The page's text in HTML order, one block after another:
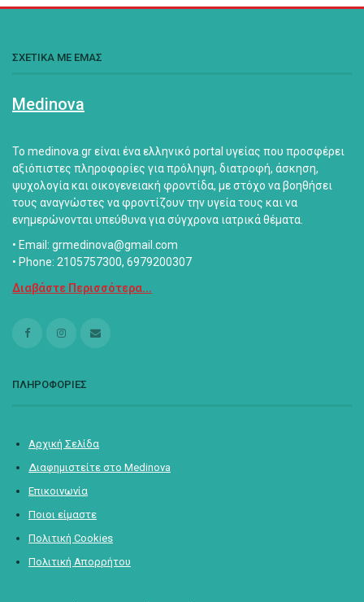
ΣΧΕΤΙΚΑ ΜΕ ΕΜΑΣ
Medinova
Το medinova.gr είναι ένα ελληνικό portal υγείας που προσφέρει
αξιόπιστες πληροφορίες για πρόληψη, διατροφή, άσκηση,
ψυχολογία και οικογενειακή φροντίδα, με στόχο να βοηθήσει
τους αναγνώστες να φροντίζουν την υγεία τους και να
ενημερώνονται υπεύθυνα για σύγχρονα ιατρικά θέματα.
• Email: grmedinova@gmail.com
• Phone: 2105757300, 6979200307
Διαβάστε Περισσότερα...
ΠΛΗΡΟΦΟΡΙΕΣ
Αρχική Σελίδα
Διαφημιστείτε στο Medinova
Επικοινωνία
Ποιοι είμαστε
Πολιτική Cookies
Πολιτική Απορρήτου